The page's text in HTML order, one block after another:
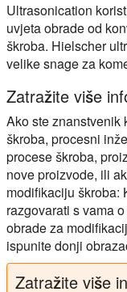
Ultrasonication
uvjeta obrade od
škroba. Hielscher
velike snage za
Zatražite više
Ako ste znanstvenik
škroba, procesni
procese škroba,
nove proizvode, ili
modifikaciju škroba:
razgovarati s vama
obrade za
ispunite donji
Zatražite više